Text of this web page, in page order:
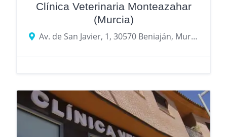
Clínica Veterinaria Monteazahar
(Murcia)
Av. de San Javier, 1, 30570 Beniaján, Murcia